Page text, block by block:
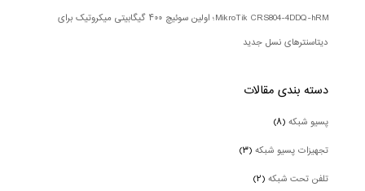
MikroTik CRS804-4DDQ-hRM؛ اولین سوئیچ ۴۰۰ گیگابیتی میکروتیک برای
دیتاسنترهای نسل جدید
دسته بندی‌ مقالات
پسیو شبکه(۸)
تجهیزات پسیو شبکه(۳)
تلفن تحت شبکه(۲)